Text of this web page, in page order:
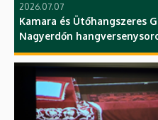
2026.07.07
Kamara és Ütőhangszeres
Nagyerdőn